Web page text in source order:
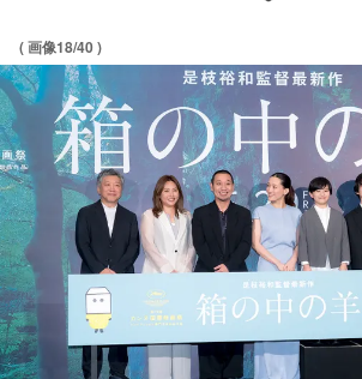
( 画像18/40 )